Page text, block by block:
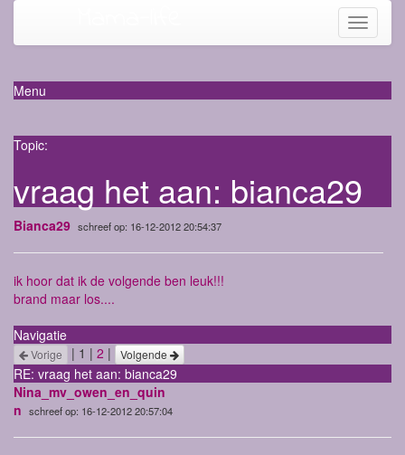
Toggle
Menu
Topic:
vraag het aan: bianca29
Bianca29 schreef op: 16-12-2012 20:54:37
ik hoor dat ik de volgende ben leuk!!!
brand maar los....
Navigatie
Vorige | 1 | 2 | Volgende
RE: vraag het aan: bianca29
Nina_mv_owen_en_quin
n schreef op: 16-12-2012 20:57:04